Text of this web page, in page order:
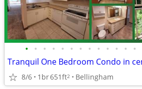
• • • • • • • • • • • • •
8/6 1br651ft2 Bellingham